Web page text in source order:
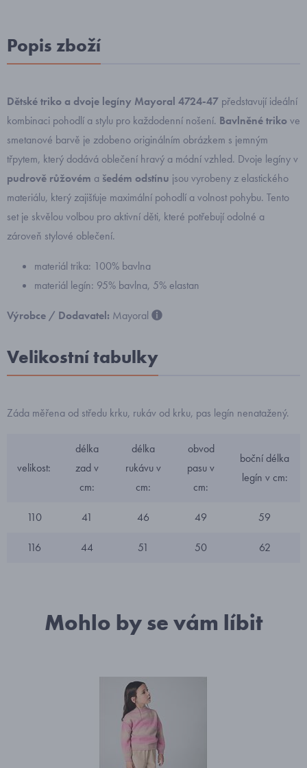
Popis zboží
Dětské triko a dvoje legíny Mayoral 4724-47 představují ideální
kombinaci pohodlí a stylu pro každodenní nošení. Bavlněné trikove
smetanové barvě je zdobeno originálním obrázkem s jemným
třpytem, který dodává oblečení hravý a módní vzhled. Dvoje legíny v
pudrově růžovém a šedém odstínu jsou vyrobeny z elastického
materiálu, který zajišťuje maximální pohodlí a volnost pohybu. Tento
set je skvělou volbou pro aktivní děti, které potřebují odolné a
zároveň stylové oblečení.
materiál trika: 100% bavlna
materiál legín: 95% bavlna, 5% elastan
Výrobce / Dodavatel: Mayoral
Velikostní tabulky
Záda měřena od středu krku, rukáv od krku, pas legín nenatažený.
velikost:
délka
zad v
cm:
délka
rukávu v
cm:
obvod
pasu v
cm:
boční délka
legín v cm:
110 41 46 49 59
116 44 51 50 62
Mohlo by se vám líbit